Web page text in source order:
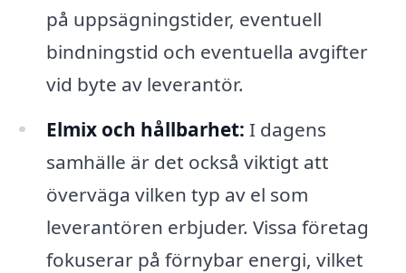
på uppsägningstider, eventuell
bindningstid och eventuella avgifter
vid byte av leverantör.
Elmix och hållbarhet: I dagens
samhälle är det också viktigt att
överväga vilken typ av el som
leverantören erbjuder. Vissa företag
fokuserar på förnybar energi, vilket